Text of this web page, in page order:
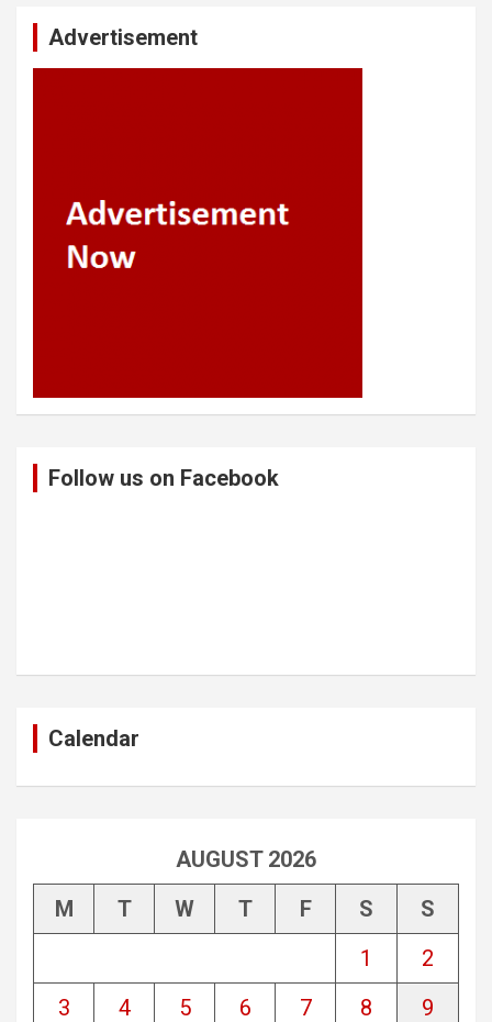
Advertisement
Follow us on Facebook
Calendar
AUGUST 2026
M
T W T F S
S
1
2
3
4 5 6 7 8
9